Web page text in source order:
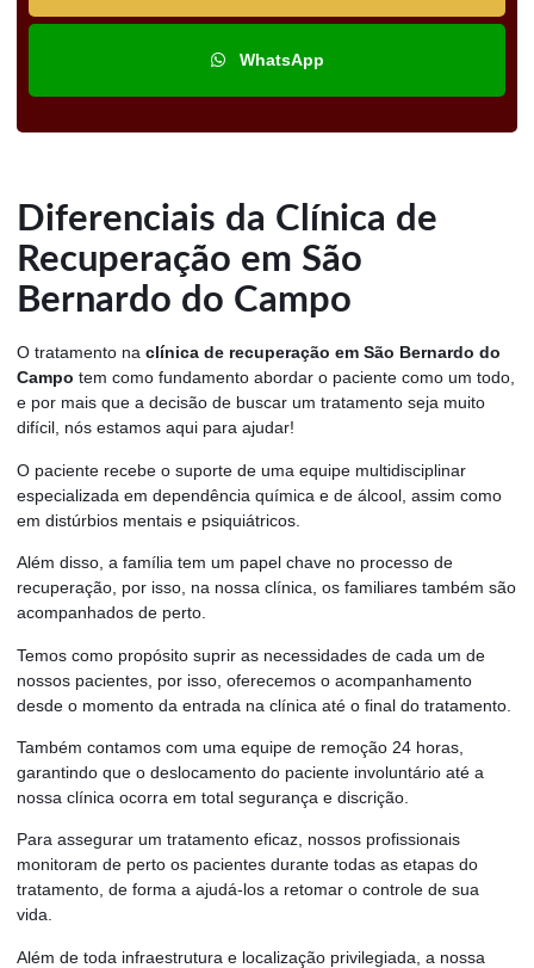
WhatsApp
Diferenciais da Clínica de
Recuperação em São
Bernardo do Campo
O tratamento na clínica de recuperação em São Bernardo do
Campo tem como fundamento abordar o paciente como um todo,
e por mais que a decisão de buscar um tratamento seja muito
difícil, nós estamos aqui para ajudar!
O paciente recebe o suporte de uma equipe multidisciplinar
especializada em dependência química e de álcool, assim como
em distúrbios mentais e psiquiátricos.
Além disso, a família tem um papel chave no processo de
recuperação, por isso, na nossa clínica, os familiares também são
acompanhados de perto.
Temos como propósito suprir as necessidades de cada um de
nossos pacientes, por isso, oferecemos o acompanhamento
desde o momento da entrada na clínica até o final do tratamento.
Também contamos com uma equipe de remoção 24 horas,
garantindo que o deslocamento do paciente involuntário até a
nossa clínica ocorra em total segurança e discrição.
Para assegurar um tratamento eficaz, nossos profissionais
monitoram de perto os pacientes durante todas as etapas do
tratamento, de forma a ajudá-los a retomar o controle de sua
vida.
Além de toda infraestrutura e localização privilegiada, a nossa